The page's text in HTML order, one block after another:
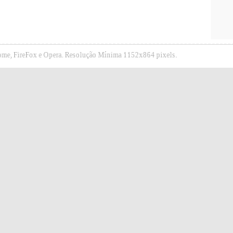
FireFox e Opera. Resolução Mínima 1152x864 pixels.